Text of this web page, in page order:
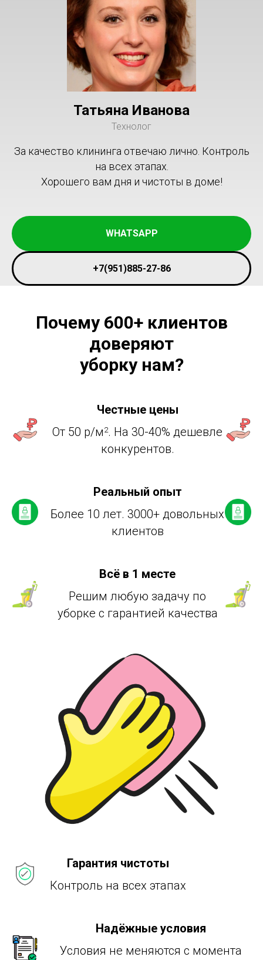
Татьяна Иванова
Технолог
За качество клининга отвечаю лично. Контроль
на всех этапах.
Хорошего вам дня и чистоты в доме!
WHATSAPP
+7(951)885-27-86
Почему 600+ клиентов
доверяют
уборку нам?
Честные цены
От 50 р/м 2. На 30-40% дешевле
конкурентов.
Реальный опыт
Более 10 лет. 3000+ довольных
клиентов
Всё в 1 месте
Решим любую задачу по
уборке с гарантией качества
Гарантия чистоты
Контроль на всех этапах
Надёжные условия
Условия не меняются с момента